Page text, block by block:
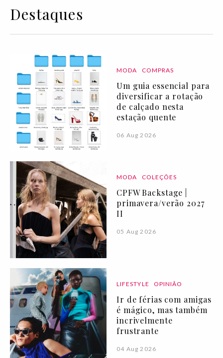
Destaques
MODA COMPRAS
Um guia essencial para
diversificar a rotação
de calçado nesta
estação quente
06 Aug 2026
MODA COLEÇÕES
CPFW Backstage |
primavera/verão 2027
II
05 Aug 2026
LIFESTYLE OPINIÃO
Ir de férias com amigas
é mágico, mas também
incrivelmente
frustrante
04 Aug 2026